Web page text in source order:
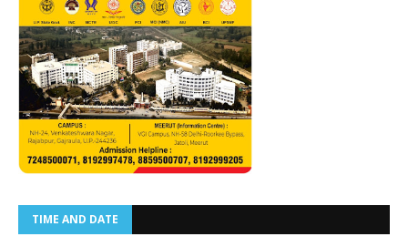
TIME AND DATE